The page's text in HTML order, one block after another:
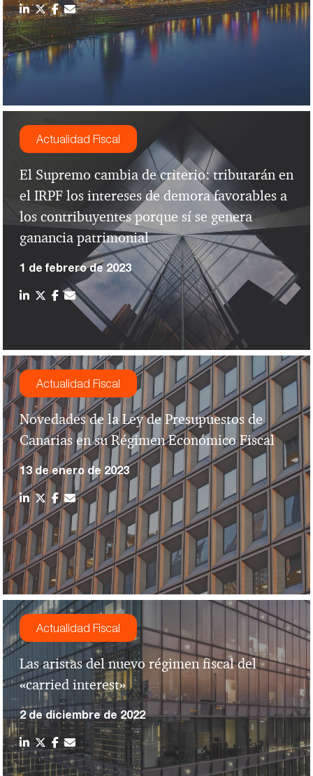
Actualidad Fiscal
El Supremo cambia de criterio: tributarán en
el IRPF los intereses de demora favorables a
los contribuyentes porque sí se genera
ganancia patrimonial
1 de febrero de 2023
Actualidad Fiscal
Novedades de la Ley de Presupuestos de
Canarias en su Régimen Económico Fiscal
13 de enero de 2023
Actualidad Fiscal
Las aristas del nuevo régimen fiscal del
«carried interest»
2 de diciembre de 2022